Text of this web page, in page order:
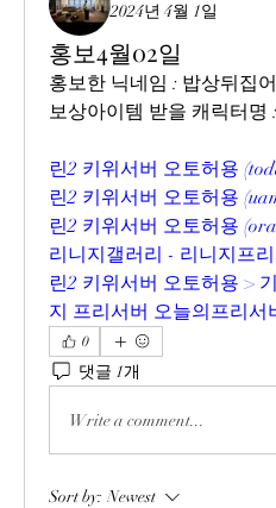
2024년 4월 1일
홍보4월02일
홍보한 닉네임 : 밥상뒤집어
보상아이템 받을 캐릭터명
린2 키위서버 오토허용 (
린2 키위서버 오토허용 (
린2 키위서버 오토허용 (
리니지갤러리 - 리니지프
린2 키위서버 오토허용 >
지 프리서버 오늘의프리서
0
댓글 1개
Write a comment...
Sort by: Newest